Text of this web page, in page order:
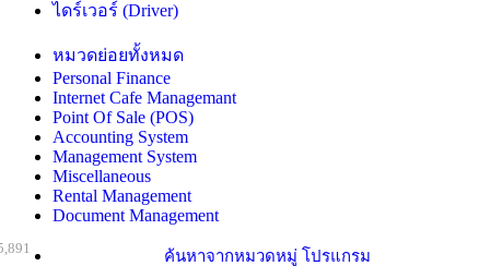
ไดร์เวอร์ (Driver)
หมวดย่อยทั้งหมด
Personal Finance
Internet Cafe Managemant
Point Of Sale (POS)
Accounting System
Management System
Miscellaneous
Rental Management
Document Management
ค้นหาจากหมวดหมู่ โปรแกรม